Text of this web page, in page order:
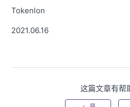
Tokenlon
2021.06.16
这篇文章有帮